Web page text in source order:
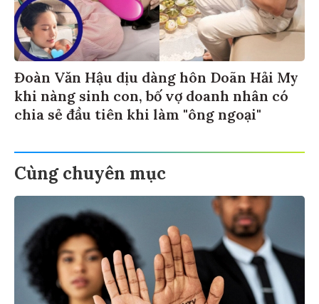
Đoàn Văn Hậu dịu dàng hôn Doãn Hải My
khi nàng sinh con, bố vợ doanh nhân có
chia sẻ đầu tiên khi làm "ông ngoại"
Cùng chuyên mục